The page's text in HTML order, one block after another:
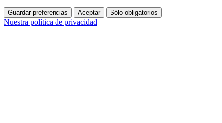
Guardar preferencias Aceptar Sólo obligatorios
Nuestra política de privacidad